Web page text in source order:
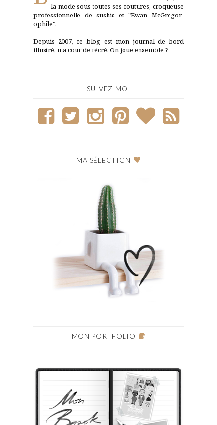
la mode sous toutes ses coutures, croqueuse
professionnelle de sushis et "Ewan McGregor-
ophile".
Depuis 2007, ce blog est mon journal de bord
illustré, ma cour de récré. On joue ensemble ?
SUIVEZ-MOI
MA SÉLECTION
MON PORTFOLIO